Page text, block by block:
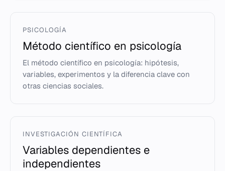
PSICOLOGÍA
Método científico en psicología
El método científico en psicología: hipótesis,
variables, experimentos y la diferencia clave con
otras ciencias sociales.
INVESTIGACIÓN CIENTÍFICA
Variables dependientes e
independientes